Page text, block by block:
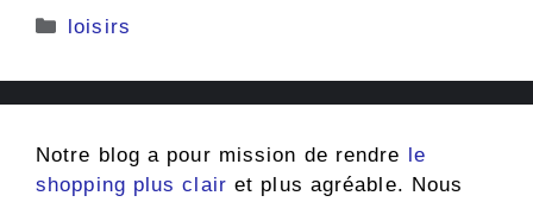
Catégories
loisirs
Notre blog a pour mission de rendre
le
shopping plus clair et plus agréable. Nous